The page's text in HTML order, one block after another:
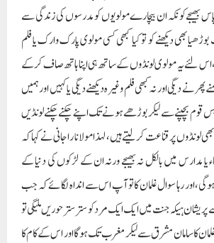
اور رہا سوال غلمان کا تو آپ اس سے انداہ لگائے کہ جب
ہیکہ جنت میں ایک ایک مرد کو ستر ستر حوریں ملیگی تو
غلمان کا سامان مشرق سےلیکر مغرب تک ہوگا اور اس کے کام کا
بالکل غلط ہیں، ہاں جو چیز جنت میں ہیں اس کا ذکر کئی جگہ پر
اور کونسی چیز جہنم میں ہیں اس کا بھی ذکر قرآن مجید میں کئی
نے کہا کہ وہ لونڈیں یہ کہہ کر شیعوں کو خوش کرتے ہیکہ ہم
مارتے، کیونکہ علی والا تو ہمارے ساتھ جنت میں کام آئیگا ہم
کو مارتے ہیں اس لئے کہ یہ تو یوں بھی جہنم میں ہی جائیگا،
کہ کرمان شہر میں پھر کیوں ایک شیعہ تنظیم نے دوسری شیعہ
دیا اور اگر ان سے بھول بھی ہو گئی اور یہ آپ کے ساتھ جنت